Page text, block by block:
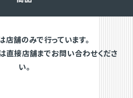
舗のみで行っています。
直接店舗までお問い合わせくださ
い。